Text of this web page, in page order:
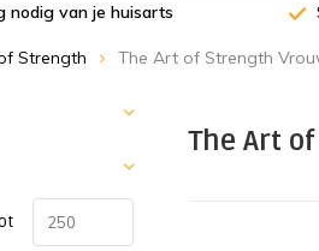
nodig van je huisarts
Strength The Art of Strength
The Art